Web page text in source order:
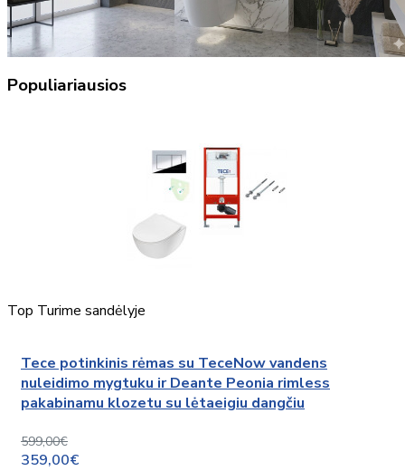
Populiariausios
Top Turime sandėlyje
Tece potinkinis rėmas su TeceNow vandens
nuleidimo mygtuku ir Deante Peonia rimless
pakabinamu klozetu su lėtaeigiu dangčiu
599,00€
359,00€